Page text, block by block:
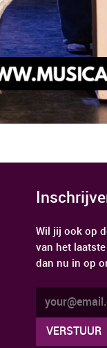
Wil jij ook op
van het
dan nu in op